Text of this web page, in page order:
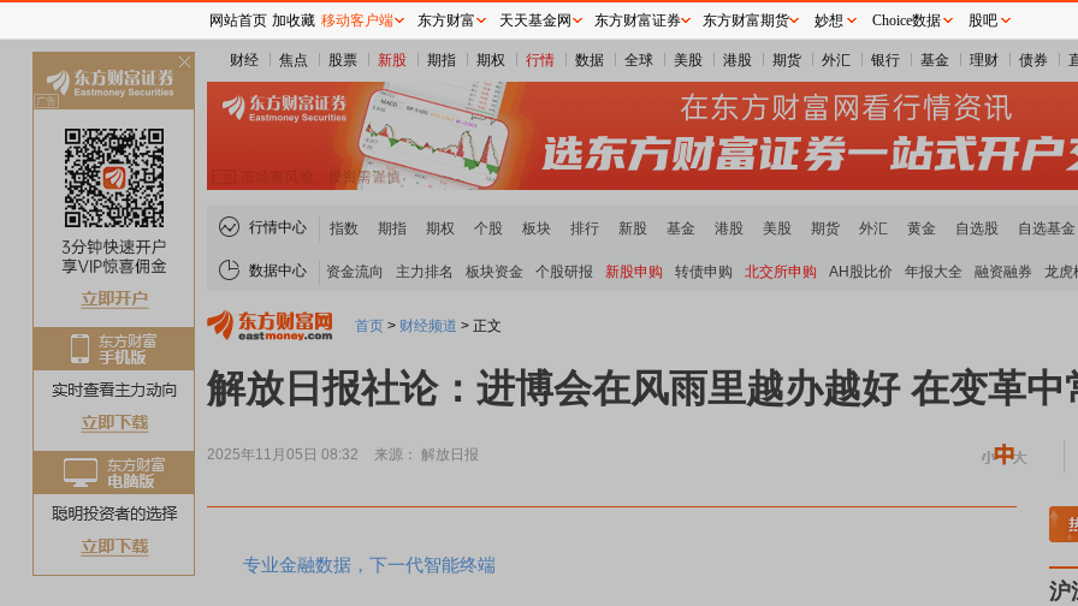
财经 焦点 股票 新股 期指 期权 行情 数据 全球 美股 港股 期货 外汇 银行 基金 理财 债券
行情中心 指数 期指 期权 个股 板块 排行 新股 基金 港股 美股 期货 外汇 黄金 自选股 自选基金
数据中心 资金流向 主力排名 板块资金 个股研报 新股申购 转债申购 北交所申购 AH股比价 年报大全 融资融券 龙虎
首页 > 财经频道 > 正文
解放日报社论：进博会在风雨里越办越好 在变革中
2025年11月05日 08:32 来源： 解放日报
专业金融数据，下一代智能终端
贵金属板块
沪
网站首页 加收藏 移动客户端 东方财富 天天基金网 东方财富证券 东方财富期货 妙想 Choice数据 股吧
关